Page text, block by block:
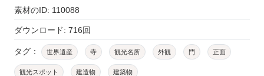
素材のID: 110088
ダウンロード: 716回
タグ： 世界遺産 寺 観光名所 外観 門 正面
観光スポット 建造物 建築物